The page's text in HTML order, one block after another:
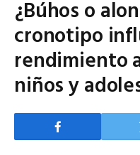
¿Búhos o
cronotipo
rendimiento
niños y